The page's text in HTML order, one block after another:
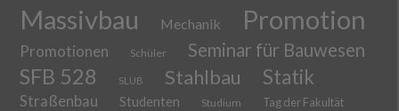
Massivbau Mechanik Promotion
Promotionen Schüler Seminar für Bauwesen
SFB 528 SLUB Stahlbau Statik
Straßenbau Studenten Studium Tag der Fakultät